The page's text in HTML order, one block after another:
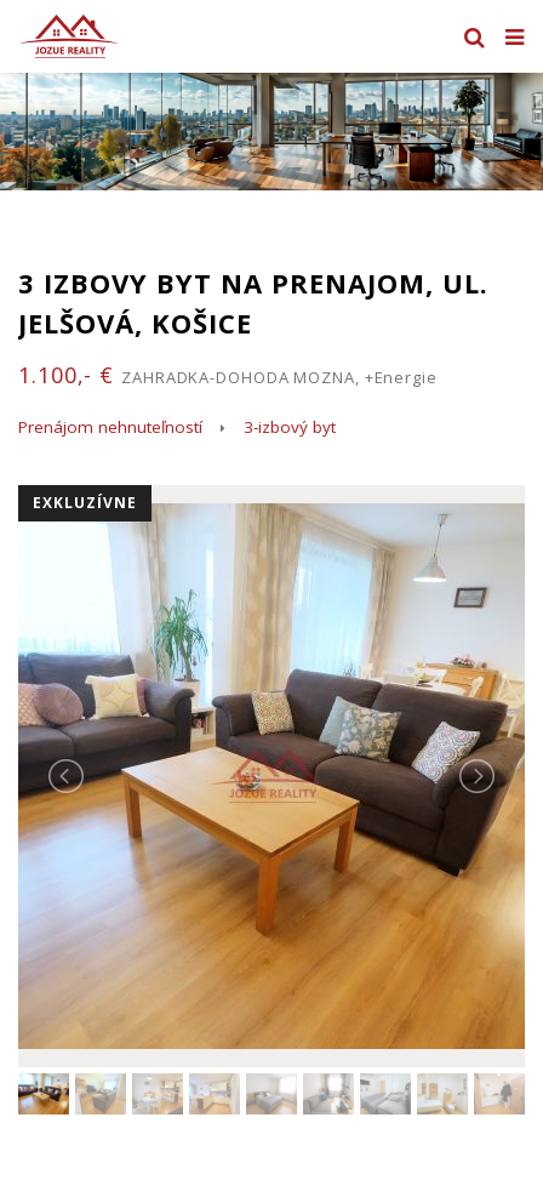
3 IZBOVY BYT NA PRENAJOM, UL.
JELŠOVÁ, KOŠICE
1.100,- € ZAHRADKA-DOHODA MOZNA, +Energie
Prenájom nehnuteľností 3-izbový byt
EXKLUZÍVNE